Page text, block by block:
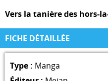
Vers la tanière des hors-
FICHE DÉTAILLÉE
Type : Manga